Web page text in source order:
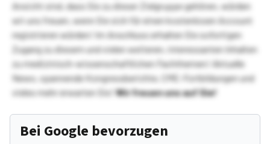
Ansicht sind, dass Sie zu dieser Zielgruppe gehören, würden
wir uns freuen, wenn Sie sich für einen kostenlosen Account
registrieren würden! Im Anschluss erhalten Sie sofortigen
Zugang zu diesem und vielen weiteren, interessanten Inhalten
zu medizinisch-wissenschaftlichen Fachthemen! Aktuelle
News, spannende Kongressberichte, CME-Fortbildungen und
vieles mehr erwarten Sie!Wir freuen uns auf Sie!
Bei Google bevorzugen